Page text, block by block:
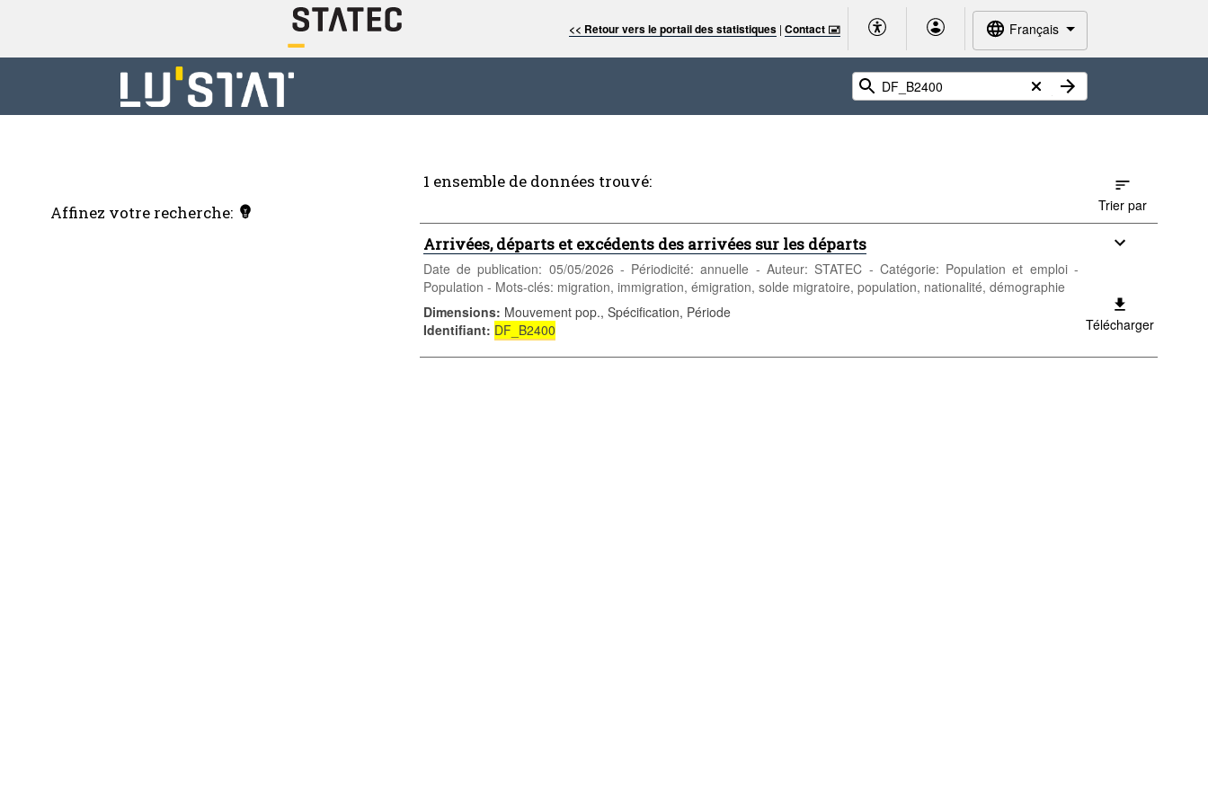
<< Retour vers le portail des statistiques |Contact 🖃 Français
Affinez votre recherche:
1 ensemble de données trouvé:
Trier par
Arrivées, départs et excédents des arrivées sur les départs
Date de publication: 05/05/2026 - Périodicité: annuelle - Auteur: STATEC - Catégorie: Population et emploi -
Population - Mots-clés: migration, immigration, émigration, solde migratoire, population, nationalité, démographie
Dimensions: Mouvement pop., Spécification, Période
Identifiant: DF_B2400 Télécharger